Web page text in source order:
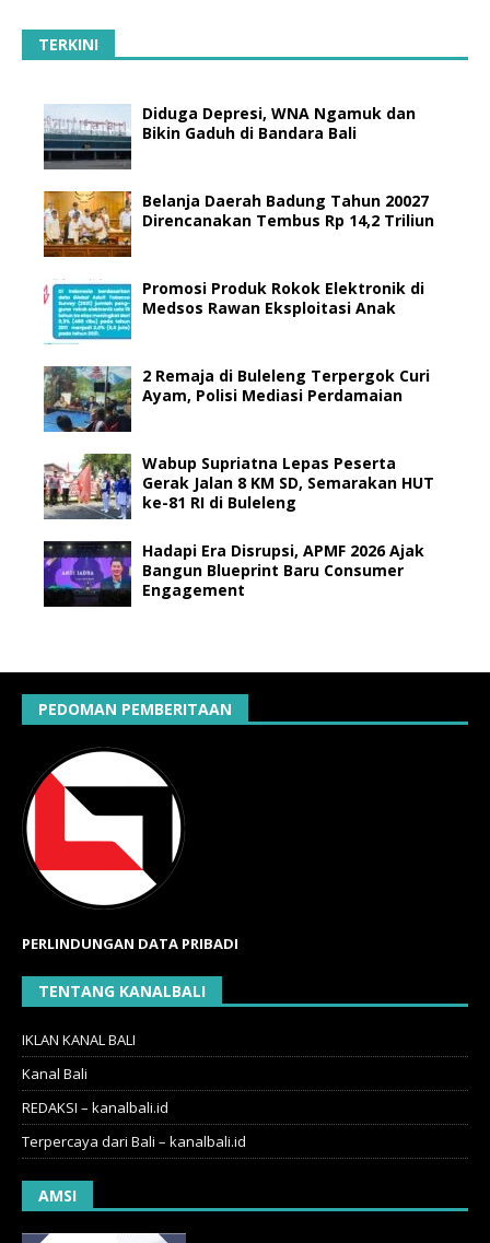
TERKINI
Diduga Depresi, WNA Ngamuk dan
Bikin Gaduh di Bandara Bali
Belanja Daerah Badung Tahun 20027
Direncanakan Tembus Rp 14,2 Triliun
Promosi Produk Rokok Elektronik di
Medsos Rawan Eksploitasi Anak
2 Remaja di Buleleng Terpergok Curi
Ayam, Polisi Mediasi Perdamaian
Wabup Supriatna Lepas Peserta
Gerak Jalan 8 KM SD, Semarakan HUT
ke-81 RI di Buleleng
Hadapi Era Disrupsi, APMF 2026 Ajak
Bangun Blueprint Baru Consumer
Engagement
PEDOMAN PEMBERITAAN
PERLINDUNGAN DATA PRIBADI
TENTANG KANALBALI
IKLAN KANAL BALI
Kanal Bali
REDAKSI – kanalbali.id
Terpercaya dari Bali – kanalbali.id
AMSI